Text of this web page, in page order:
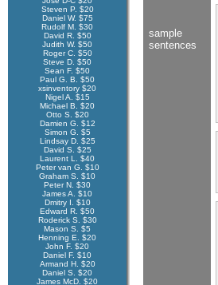
Steven P. $20
Daniel W. $75
Rudolf M. $30
David R. $50
Judith W. $50
Roger C. $50
Steve D. $50
Sean F. $50
Paul G. B. $50
xsinventory $20
Nigel A. $15
Michael B. $20
Otto S. $20
Damien G. $12
Simon G. $5
Lindsay D. $25
David S. $25
Laurent L. $40
Peter van G. $10
Graham S. $10
Peter N. $30
James A. $10
Dmitry I. $10
Edward R. $50
Roderick S. $30
Mason S. $5
Henning E. $20
John F. $20
Daniel F. $10
Armand H. $20
Daniel S. $20
James McD. $20
sample
sentences